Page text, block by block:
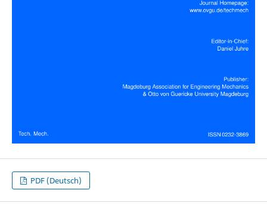
PDF (Deutsch)